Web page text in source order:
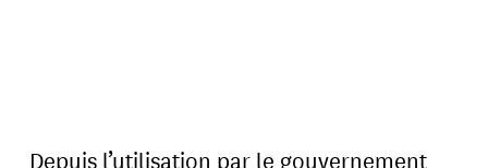
Depuis l’utilisation par le gouvernement